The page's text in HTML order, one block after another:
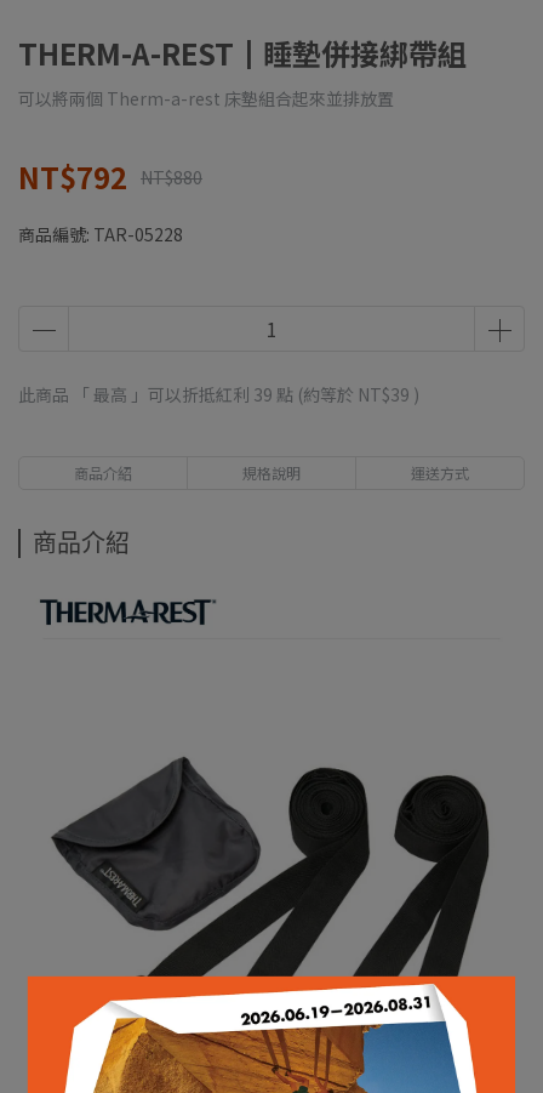
THERM-A-REST┃睡墊併接綁帶組
可以將兩個 Therm-a-rest 床墊組合起來並排放置
NT$792 NT$880
商品編號: TAR-05228
此商品 「 最高 」可以折抵紅利 39 點 (約等於 NT$39 )
商品介紹 規格說明 運送方式
商品介紹